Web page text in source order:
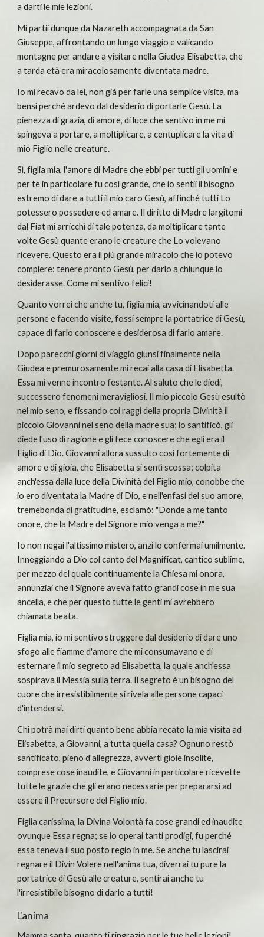
a darti le mie lezioni.
Mi partii dunque da Nazareth accompagnata da San
Giuseppe, affrontando un lungo viaggio e valicando
montagne per andare a visitare nella Giudea Elisabetta, che
a tarda età era miracolosamente diventata madre.
Io mi recavo da lei, non già per farle una semplice visita, ma
bensì perché ardevo dal desiderio di portarle Gesù. La
pienezza di grazia, di amore, di luce che sentivo in me mi
spingeva a portare, a moltiplicare, a centuplicare la vita di
mio Figlio nelle creature.
Sì, figlia mia, l'amore di Madre che ebbi per tutti gli uomini e
per te in particolare fu così grande, che io sentii il bisogno
estremo di dare a tutti il mio caro Gesù, affinché tutti Lo
potessero possedere ed amare. Il diritto di Madre largitomi
dal Fiat mi arricchì di tale potenza, da moltiplicare tante
volte Gesù quante erano le creature che Lo volevano
ricevere. Questo era il più grande miracolo che io potevo
compiere: tenere pronto Gesù, per darlo a chiunque lo
desiderasse. Come mi sentivo felici!
Quanto vorrei che anche tu, figlia mia, avvicinandoti alle
persone e facendo visite, fossi sempre la portatrice di Gesù,
capace di farlo conoscere e desiderosa di farlo amare.
Dopo parecchi giorni di viaggio giunsi finalmente nella
Giudea e premurosamente mi recai alla casa di Elisabetta.
Essa mi venne incontro festante. Al saluto che le diedi,
successero fenomeni meravigliosi. Il mio piccolo Gesù esultò
nel mio seno, e fissando coi raggi della propria Divinità il
piccolo Giovanni nel seno della madre sua; lo santificò, gli
diede l'uso di ragione e gli fece conoscere che egli era il
Figlio di Dio. Giovanni allora sussulto così fortemente di
amore e di gioia, che Elisabetta si sentì scossa; colpita
anch'essa dalla luce della Divinità del Figlio mio, conobbe che
io ero diventata la Madre di Dio, e nell'enfasi del suo amore,
tremebonda di gratitudine, esclamò: "Donde a me tanto
onore, che la Madre del Signore mio venga a me?"
Io non negai l'altissimo mistero, anzi lo confermai umilmente.
Inneggiando a Dio col canto del Magnificat, cantico sublime,
per mezzo del quale continuamente la Chiesa mi onora,
annunziai che il Signore aveva fatto grandi cose in me sua
ancella, e che per questo tutte le genti mi avrebbero
chiamata beata.
Figlia mia, io mi sentivo struggere dal desiderio di dare uno
sfogo alle fiamme d'amore che mi consumavano e di
esternare il mio segreto ad Elisabetta, la quale anch'essa
sospirava il Messia sulla terra. Il segreto è un bisogno del
cuore che irresistibilmente si rivela alle persone capaci
d'intendersi.
Chi potrà mai dirti quanto bene abbia recato la mia visita ad
Elisabetta, a Giovanni, a tutta quella casa? Ognuno restò
santificato, pieno d'allegrezza, avvertì gioie insolite,
comprese cose inaudite, e Giovanni in particolare ricevette
tutte le grazie che gli erano necessarie per prepararsi ad
essere il Precursore del Figlio mio.
Figlia carissima, la Divina Volontà fa cose grandi ed inaudite
ovunque Essa regna; se io operai tanti prodigi, fu perché
essa teneva il suo posto regio in me. Se anche tu lascirai
regnare il Divin Volere nell'anima tua, diverrai tu pure la
portatrice di Gesù alle creature, sentirai anche tu
l'irresistibile bisogno di darlo a tutti!
L'anima